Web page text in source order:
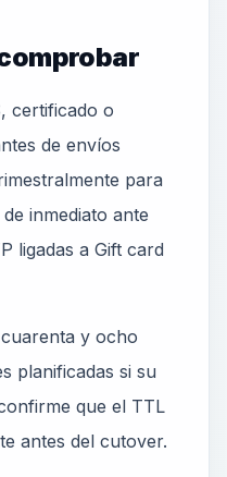
certificado o
de envíos
para
inmediato ante
ligadas a Gift card
y ocho
planificadas si su
que el TTL
antes del cutover.